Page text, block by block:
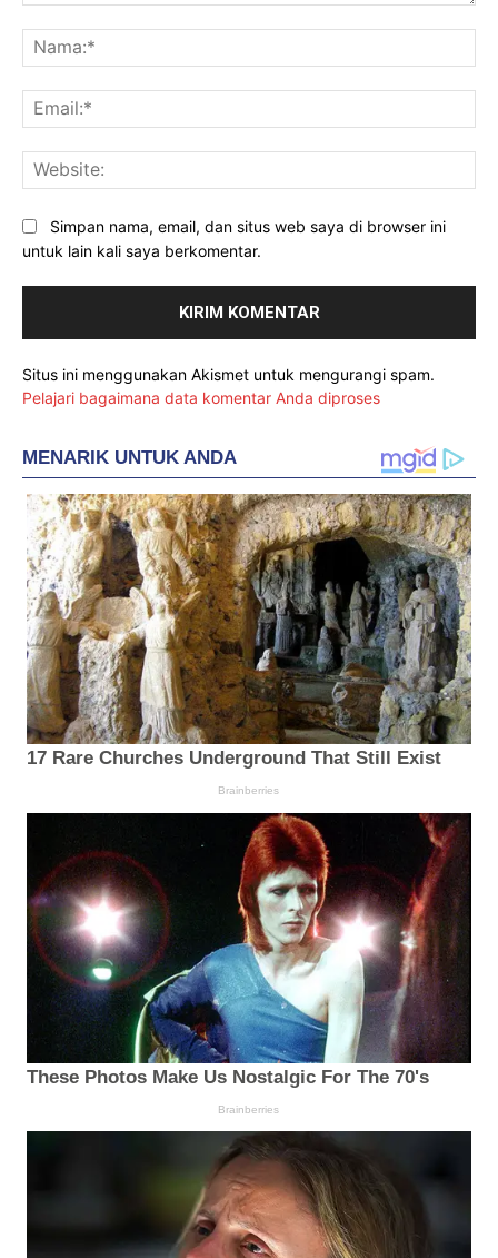
Simpan nama, email, dan situs web saya di browser ini
untuk lain kali saya berkomentar.
Situs ini menggunakan Akismet untuk mengurangi spam.
Pelajari bagaimana data komentar Anda diproses